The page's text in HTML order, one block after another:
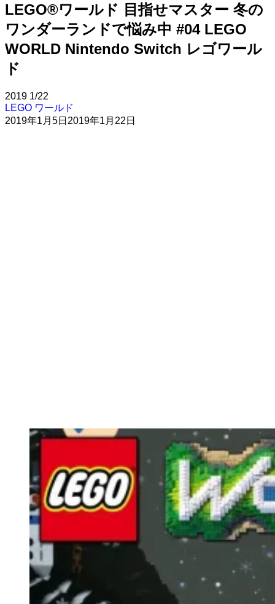
LEGO®ワールド 目指せマスター 冬の
ワンダーランドで悩み中 #04 LEGO
WORLD Nintendo Switch レゴワール
ド
2019 1/22
LEGO ワールド
2019年1月5日 2019年1月22日